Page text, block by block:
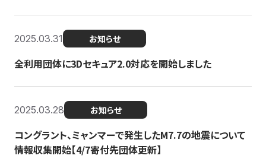
2025.03.31 お知らせ
全利用団体に3Dセキュア2.0対応を開始しました
2025.03.28 お知らせ
コングラント、ミャンマーで発生したM7.7の地震について
情報収集開始【4/7寄付先団体更新】